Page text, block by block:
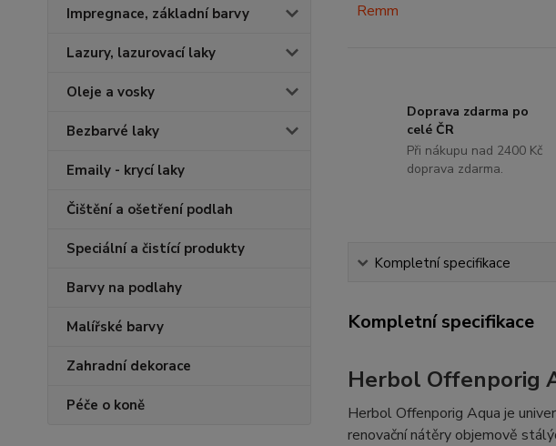
Impregnace, základní barvy
Lazury, lazurovací laky
Oleje a vosky
Bezbarvé laky
Emaily - krycí laky
Čištění a ošetření podlah
Speciální a čistící produkty
Barvy na podlahy
Malířské barvy
Zahradní dekorace
Péče o koně
Doprava zdarma po
celé ČR
Při nákupu nad 2400 Kč
doprava zdarma.
Kompletní specifikace
Kompletní specifikace
Herbol Offenporig
Herbol Offenporig Aqua je
renovační nátěry objemově